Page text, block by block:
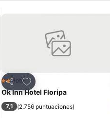
Compartir
Añadir a favoritos
2 Estrellas
Hotel
Ok Inn Hotel Floripa
7,1 (2.756 puntuaciones)